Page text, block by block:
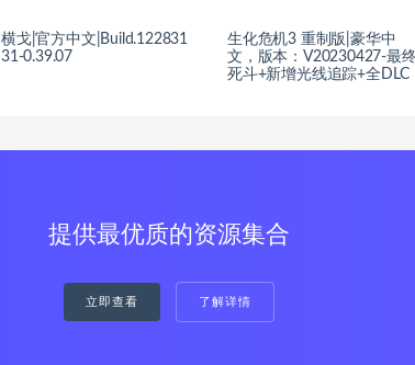
横戈|官方中文|Build.122831
31-0.39.07
生化危机3 重制版|豪华中
文，版本：V20230427-最
死斗+新增光线追踪+全DLC
提供最优质的资源集合
立即查看 了解详情